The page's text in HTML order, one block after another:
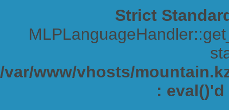
Strict
/var/www/vhosts/
: